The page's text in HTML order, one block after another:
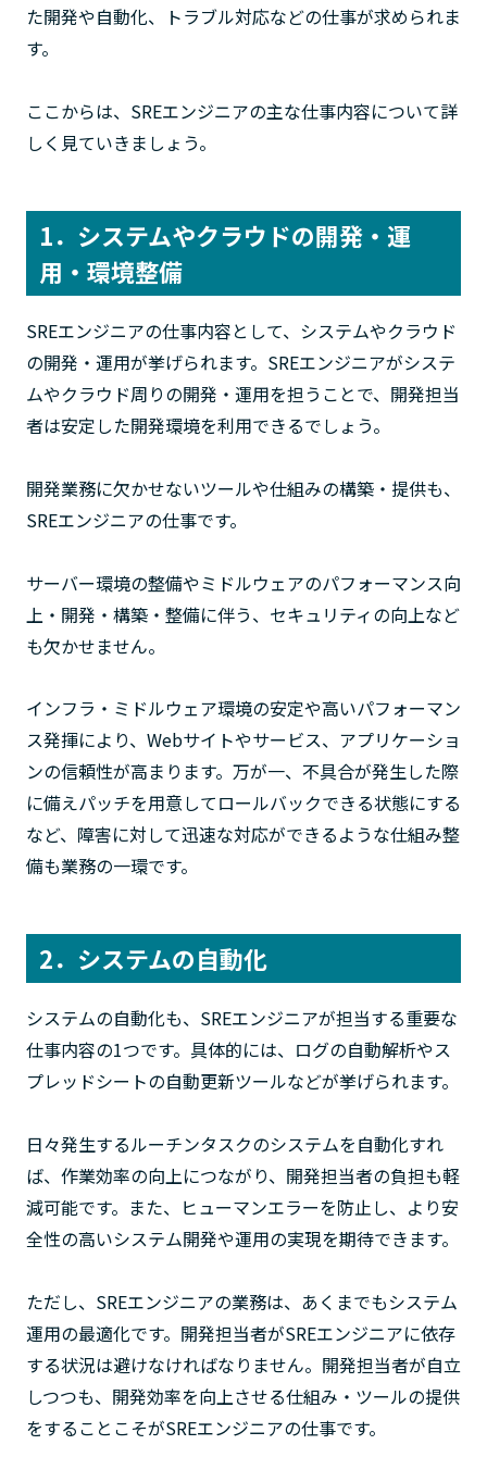
た開発や自動化、トラブル対応などの仕事が求められま
す。
ここからは、SREエンジニアの主な仕事内容について詳
しく見ていきましょう。
1．システムやクラウドの開発・運
用・環境整備
SREエンジニアの仕事内容として、システムやクラウド
の開発・運用が挙げられます。SREエンジニアがシステ
ムやクラウド周りの開発・運用を担うことで、開発担当
者は安定した開発環境を利用できるでしょう。
開発業務に欠かせないツールや仕組みの構築・提供も、
SREエンジニアの仕事です。
サーバー環境の整備やミドルウェアのパフォーマンス向
上・開発・構築・整備に伴う、セキュリティの向上など
も欠かせません。
インフラ・ミドルウェア環境の安定や高いパフォーマン
ス発揮により、Webサイトやサービス、アプリケーショ
ンの信頼性が高まります。万が一、不具合が発生した際
に備えパッチを用意してロールバックできる状態にする
など、障害に対して迅速な対応ができるような仕組み整
備も業務の一環です。
2．システムの自動化
システムの自動化も、SREエンジニアが担当する重要な
仕事内容の1つです。具体的には、ログの自動解析やス
プレッドシートの自動更新ツールなどが挙げられます。
日々発生するルーチンタスクのシステムを自動化すれ
ば、作業効率の向上につながり、開発担当者の負担も軽
減可能です。また、ヒューマンエラーを防止し、より安
全性の高いシステム開発や運用の実現を期待できます。
ただし、SREエンジニアの業務は、あくまでもシステム
運用の最適化です。開発担当者がSREエンジニアに依存
する状況は避けなければなりません。開発担当者が自立
しつつも、開発効率を向上させる仕組み・ツールの提供
をすることこそがSREエンジニアの仕事です。